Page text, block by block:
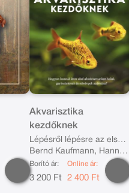
Akvarisztika
kezdőknek
Lépésről lépésre az első
akvárium kialakításához
Bernd Kaufmann, Hanns-
J. Krause
Borító ár:
3 200 Ft
Online ár:
2 400 Ft